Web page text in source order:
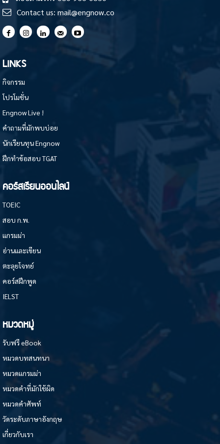
Contact us: mail@engnow.co
LINKS
กิจกรรม
โปรโมชั่น
Engnow Live !
คำถามที่มักพบบ่อย
นักเรียนทุน Engnow
ฝึกทำข้อสอบ TGAT
คอร์สเรียนออนไลน์
TOEIC
สอบ ก.พ.
แกรมม่า
อ่านและเขียน
ตะลุยโจทย์
คอร์สฝึกพูด
IELST
หมวดหมู่
รับฟรี eBook
หมวดบทสนทนา
หมวดแกรมม่า
หมวดคำที่มักใช้ผิด
หมวดคำศัพท์
วัดระดับภาษาอังกฤษ
เกี่ยวกับเรา